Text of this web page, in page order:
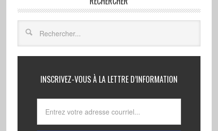
INSCRIVEZ-VOUS À LA LETTRE D’INFORMATION